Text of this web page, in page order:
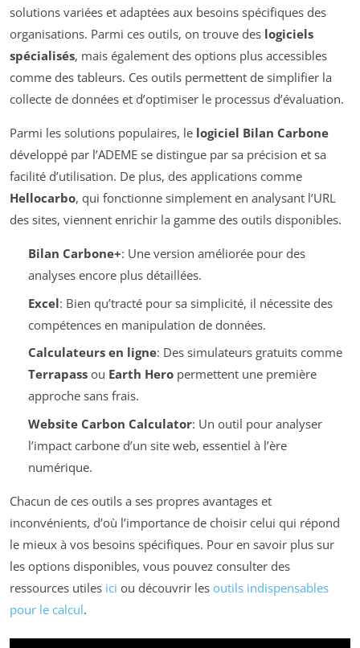
solutions variées et adaptées aux besoins spécifiques des
organisations. Parmi ces outils, on trouve des logiciels
spécialisés, mais également des options plus accessibles
comme des tableurs. Ces outils permettent de simplifier la
collecte de données et d’optimiser le processus d’évaluation.
Parmi les solutions populaires, le logiciel Bilan Carbone
développé par l’ADEME se distingue par sa précision et sa
facilité d’utilisation. De plus, des applications comme
Hellocarbo, qui fonctionne simplement en analysant l’URL
des sites, viennent enrichir la gamme des outils disponibles.
Bilan Carbone+: Une version améliorée pour des
analyses encore plus détaillées.
Excel: Bien qu’tracté pour sa simplicité, il nécessite des
compétences en manipulation de données.
Calculateurs en ligne: Des simulateurs gratuits comme
Terrapassou Earth Heropermettent une première
approche sans frais.
Website Carbon Calculator: Un outil pour analyser
l’impact carbone d’un site web, essentiel à l’ère
numérique.
Chacun de ces outils a ses propres avantages et
inconvénients, d’où l’importance de choisir celui qui répond
le mieux à vos besoins spécifiques. Pour en savoir plus sur
les options disponibles, vous pouvez consulter des
ressources utiles ici ou découvrir les outils indispensables
pour le calcul.